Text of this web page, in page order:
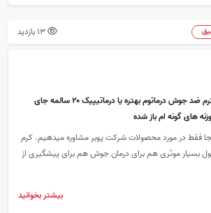
13 بازدید
سلام خداقوت خانم دکتر کرم ضد جوش درماتوم بهتره یا درماتیپیک ۲۰ سالمه جای
های گونه ام باز شده
فقط در مورد محصولات شرکت پوبر مشاوره میدهیم. کرم
موثری هم برای درمان جوش هم برای پیشگیری از
بیشتر بخوانید